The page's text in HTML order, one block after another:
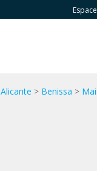
Alicante > Benissa >